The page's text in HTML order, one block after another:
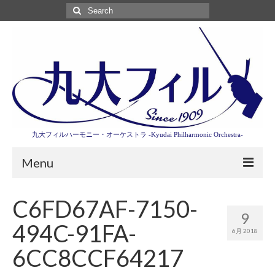
Search
for:
九大フィルハーモニー・オーケストラ -Kyudai Philharmonic Orchestra-
Menu
演奏会情報 9
6月 2018
C6FD67AF-7150-
494C-91FA-
6CC8CCF64217